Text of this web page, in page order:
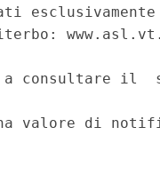
consultare il
valore di